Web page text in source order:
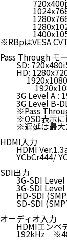
720x400p85,
※RBpはVESA
Pass Through モ
SD:
HD:
3G Level A :
3G Level B-
※Pass
※OSD表示に
※遅延は最大2
HDMI入力
HDMI Ver.1.3a
YCbCr444/
SDI出力
3G-SDI Level
3G-SDI Level
HD-SDI
SD-SDI
オーディオ入力
HDMIエンベデ
192kHz